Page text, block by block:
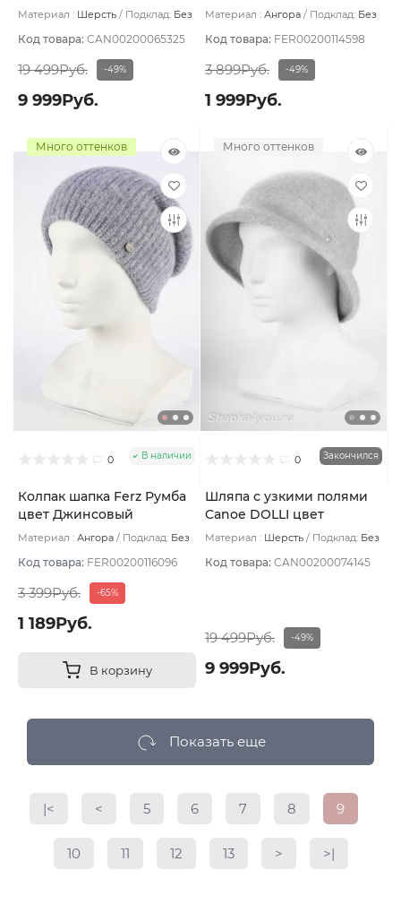
светлый
Материал : Шерсть Подклад: Без
Код товара: CAN00200065325
19 499Руб. -49%
9 999Руб.
Материал : Ангора Подклад: Без
Код товара: FER00200114598
3 899Руб. -49%
1 999Руб.
Много оттенков
0 В наличии
Колпак шапка Ferz Румба
цвет Джинсовый
Материал : Ангора Подклад: Без
Код товара: FER00200116096
3 399Руб. -65%
1 189Руб.
В корзину
Много оттенков
0 Закончился
Шляпа с узкими полями
Canoe DOLLI цвет
Бежевый светлый
Материал : Шерсть Подклад: Без
Код товара: CAN00200074145
19 499Руб. -49%
9 999Руб.
Показать еще
|< < 5 6 7 8 9
10 11 12 13 > >|